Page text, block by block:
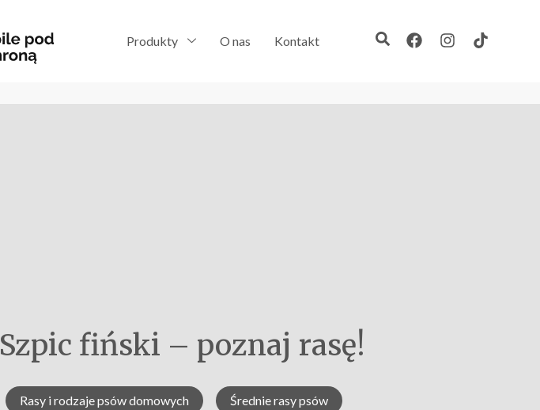
Produkty O nas Kontakt
Szpic fiński – poznaj rasę!
Rasy i rodzaje psów domowych Średnie rasy psów